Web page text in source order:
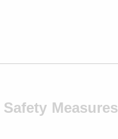
Safety Measures